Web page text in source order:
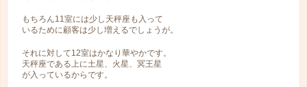
もちろん11室には少し天秤座も入って
いるために顧客は少し増えるでしょうが。
それに対して12室はかなり華やかです。
天秤座である上に土星、火星、冥王星
が入っているからです。